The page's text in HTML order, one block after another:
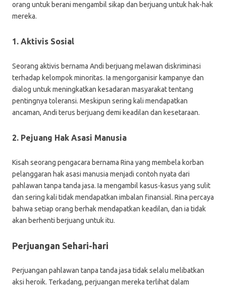
orang untuk berani mengambil sikap dan berjuang untuk hak-hak
mereka.
1. Aktivis Sosial
Seorang aktivis bernama Andi berjuang melawan diskriminasi
terhadap kelompok minoritas. Ia mengorganisir kampanye dan
dialog untuk meningkatkan kesadaran masyarakat tentang
pentingnya toleransi. Meskipun sering kali mendapatkan
ancaman, Andi terus berjuang demi keadilan dan kesetaraan.
2. Pejuang Hak Asasi Manusia
Kisah seorang pengacara bernama Rina yang membela korban
pelanggaran hak asasi manusia menjadi contoh nyata dari
pahlawan tanpa tanda jasa. Ia mengambil kasus-kasus yang sulit
dan sering kali tidak mendapatkan imbalan finansial. Rina percaya
bahwa setiap orang berhak mendapatkan keadilan, dan ia tidak
akan berhenti berjuang untuk itu.
Perjuangan Sehari-hari
Perjuangan pahlawan tanpa tanda jasa tidak selalu melibatkan
aksi heroik. Terkadang, perjuangan mereka terlihat dalam